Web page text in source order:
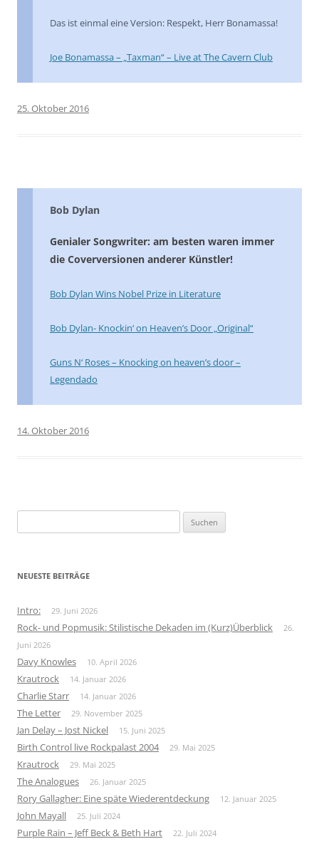
Das ist einmal eine Version: Respekt, Herr Bonamassa!
Joe Bonamassa – „Taxman“ – Live at The Cavern Club
25. Oktober 2016
Bob Dylan
Genialer Songwriter: am besten waren immer
die Coverversionen anderer Künstler!
Bob Dylan Wins Nobel Prize in Literature
Bob Dylan- Knockin‘ on Heaven’s Door „Original“
Guns N‘ Roses – Knocking on heaven’s door –
Legendado
14. Oktober 2016
nach:
NEUESTE BEITRÄGE
Intro: 29. Juni 2026
Rock- und Popmusik: Stilistische Dekaden im (Kurz)Überblick
26.
Juni 2026
Davy Knowles 10. April 2026
Krautrock 14. Januar 2026
Charlie Starr 14. Januar 2026
The Letter 29. November 2025
Jan Delay – Jost Nickel 15. Juni 2025
Birth Control live Rockpalast 2004 29. Mai 2025
Krautrock 29. Mai 2025
The Analogues 26. Januar 2025
Rory Gallagher: Eine späte Wiederentdeckung 12. Januar 2025
John Mayall 25. Juli 2024
Purple Rain – Jeff Beck & Beth Hart 22. Juli 2024